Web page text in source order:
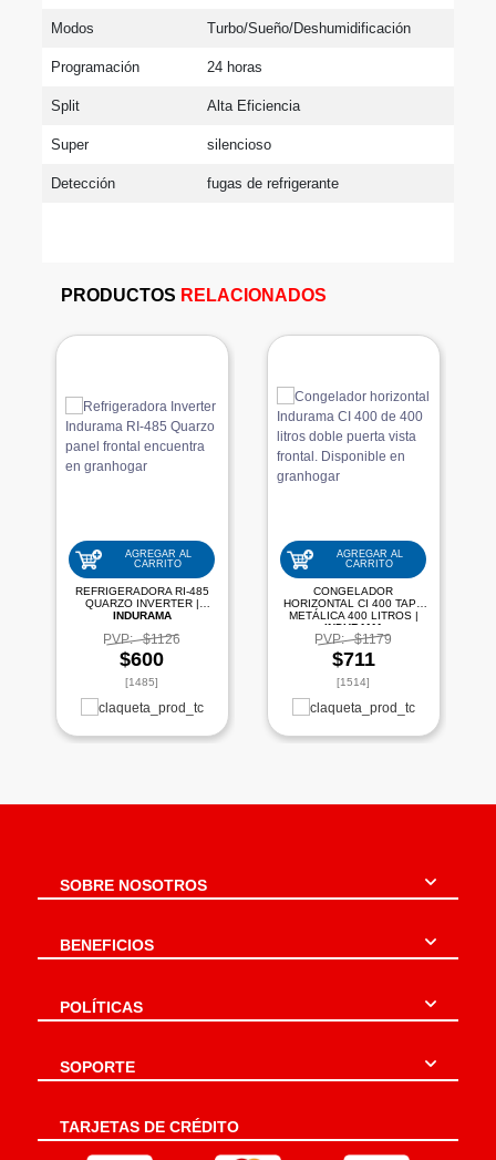
Modos Turbo/Sueño/Deshumidificación
Programación 24 horas
Split Alta Eficiencia
Super silencioso
Detección fugas de refrigerante
PRODUCTOS RELACIONADOS
AGREGAR AL
CARRITO
REFRIGERADORA RI-485
QUARZO INVERTER |
INDURAMA
PVP: $1126
$600
[1485]
AGREGAR AL
CARRITO
CONGELADOR
HORIZONTAL CI 400 TAPA
METÁLICA 400 LITROS |
INDURAMA
PVP: $1179
$711
[1514]
SOBRE NOSOTROS
BENEFICIOS
POLÍTICAS
SOPORTE
TARJETAS DE CRÉDITO